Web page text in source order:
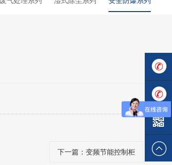
下一篇 ：变频节能控制柜